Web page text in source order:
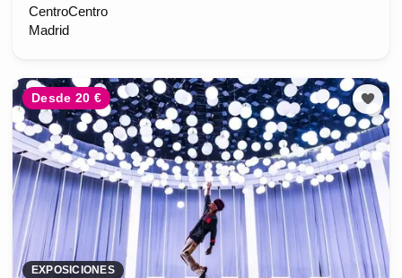
CentroCentro
Madrid
Desde 20 €
EXPOSICIONES